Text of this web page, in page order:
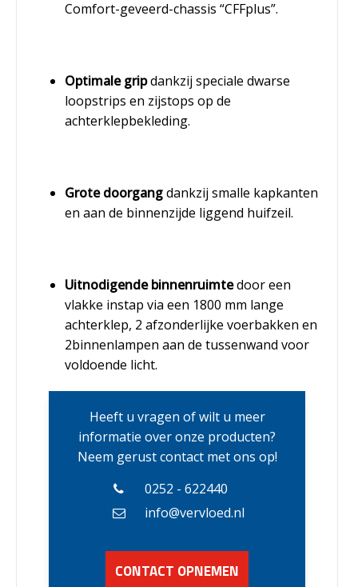
Comfort-geveerd-chassis “CFFplus”.
Optimale gripdankzij speciale dwarse
loopstrips en zijstops op de
achterklepbekleding.
Grote doorgangdankzij smalle kapkanten
en aan de binnenzijde liggend huifzeil.
Uitnodigende binnenruimtedoor een
vlakke instap via een 1800 mm lange
achterklep, 2 afzonderlijke voerbakken en
2binnenlampen aan de tussenwand voor
voldoende licht.
Heeft u vragen of wilt u meer
informatie over onze producten?
Neem gerust contact met ons op!
0252 - 622440
info@vervloed.nl
CONTACT OPNEMEN